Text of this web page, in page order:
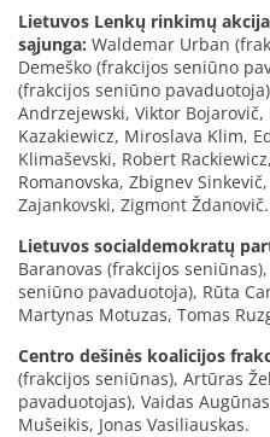
Lietuvos Lenkų rinkimų
sąjunga: Waldemar Urban
Demeško (frakcijos seniūno
(frakcijos seniūno
Andrzejewski, Viktor
Kazakiewicz, Miroslava Klim,
Klimaševski, Robert
Romanovska, Zbignev
Zajankovski, Zigmont Ždanovič.
Lietuvos socialdemokratų
Baranovas (frakcijos
seniūno pavaduotoja), Rūta
Martynas Motuzas, Tomas
Centro dešinės koalicijos
(frakcijos seniūnas), Artūras
pavaduotojas), Vaidas
Mušeikis, Jonas Vasiliauskas.